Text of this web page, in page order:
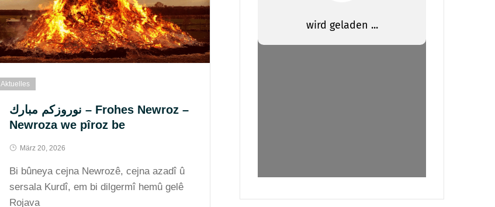
Aktuelles
نوروزكم مبارك – Frohes Newroz –
Newroza we pîroz be
März 20, 2026
Bi bûneya cejna Newrozê, cejna azadî û
sersala Kurdî, em bi dilgermî hemû gelê
Rojava